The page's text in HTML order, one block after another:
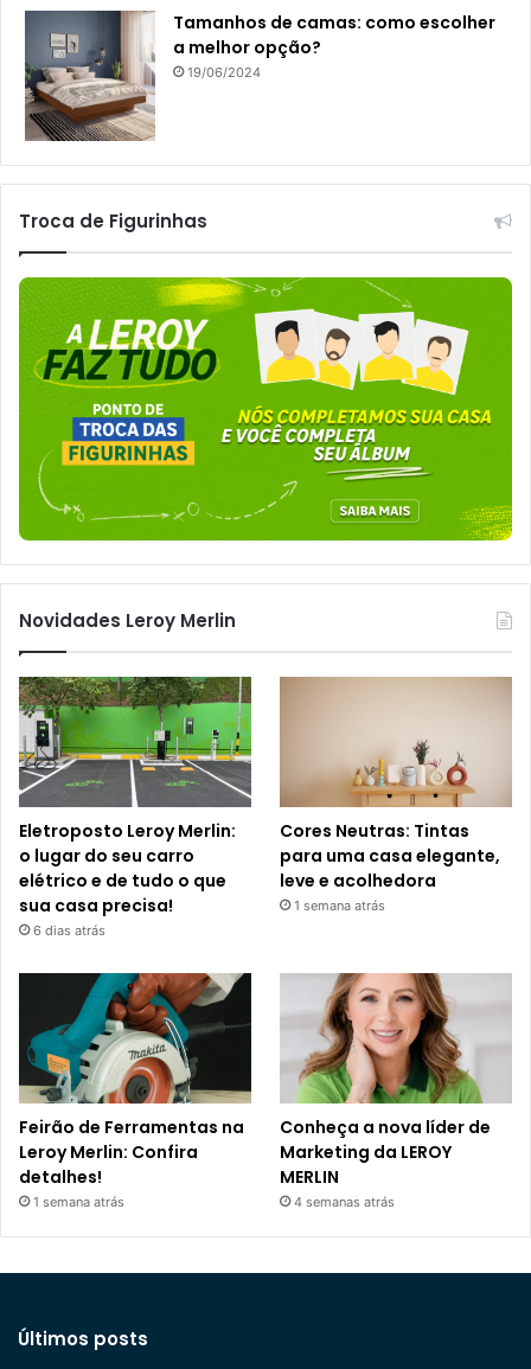
Tamanhos de camas: como escolher
a melhor opção?
19/06/2024
Troca de Figurinhas
Novidades Leroy Merlin
Eletroposto Leroy Merlin:
o lugar do seu carro
elétrico e de tudo o que
sua casa precisa!
6 dias atrás
Cores Neutras: Tintas
para uma casa elegante,
leve e acolhedora
1 semana atrás
Feirão de Ferramentas na
Leroy Merlin: Confira
detalhes!
1 semana atrás
Conheça a nova líder de
Marketing da LEROY
MERLIN
4 semanas atrás
Últimos posts